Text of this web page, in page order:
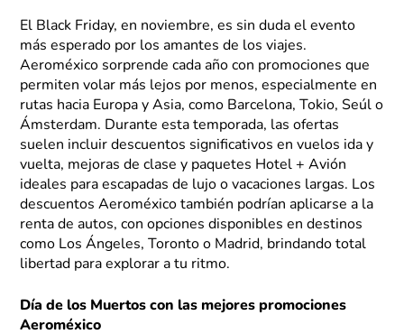
El Black Friday, en noviembre, es sin duda el evento
más esperado por los amantes de los viajes.
Aeroméxico sorprende cada año con promociones que
permiten volar más lejos por menos, especialmente en
rutas hacia Europa y Asia, como Barcelona, Tokio, Seúl o
Ámsterdam. Durante esta temporada, las ofertas
suelen incluir descuentos significativos en vuelos ida y
vuelta, mejoras de clase y paquetes Hotel + Avión
ideales para escapadas de lujo o vacaciones largas. Los
descuentos Aeroméxico también podrían aplicarse a la
renta de autos, con opciones disponibles en destinos
como Los Ángeles, Toronto o Madrid, brindando total
libertad para explorar a tu ritmo.
Día de los Muertos con las mejores promociones
Aeroméxico